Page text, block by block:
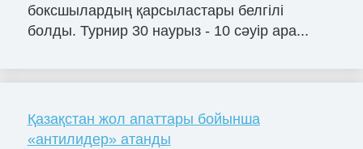
боксшылардың қарсыластары белгілі
болды. Турнир 30 наурыз - 10 сәуір ара...
Қазақстан жол апаттары бойынша
«антилидер» атанды